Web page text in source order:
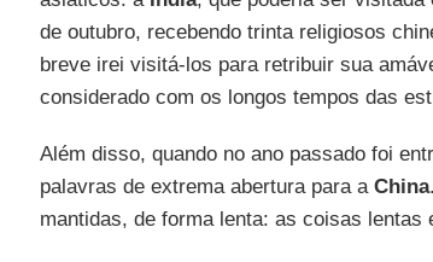
de outubro, recebendo trinta religiosos
breve irei visitá-los para retribuir sua
considerado com os longos tempos das
Além disso, quando no ano passado foi
palavras de extrema abertura para a China
mantidas, de forma lenta: as coisas lentas